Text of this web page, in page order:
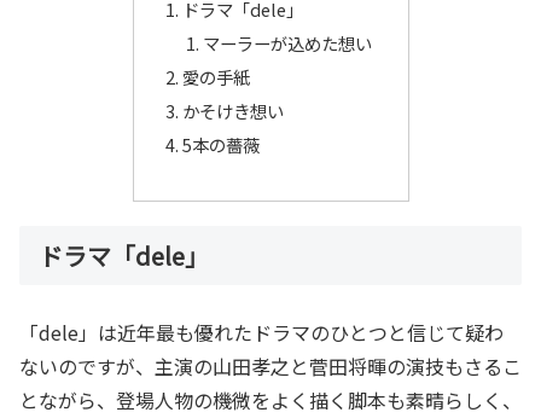
ドラマ「dele」
マーラーが込めた想い
愛の手紙
かそけき想い
5本の薔薇
ドラマ「dele」
「dele」は近年最も優れたドラマのひとつと信じて疑わ
ないのですが、主演の山田孝之と菅田将暉の演技もさるこ
とながら、登場人物の機微をよく描く脚本も素晴らしく、